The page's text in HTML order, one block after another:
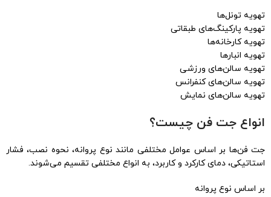
تهویه تونل‌ها
تهویه پارکینگ‌های طبقاتی
تهویه کارخانه‌ها
تهویه انبارها
تهویه سالن‌های ورزشی
تهویه سالن‌های کنفرانس
تهویه سالن‌های نمایش
انواع جت فن چیست؟
جت فن‌ها بر اساس عوامل مختلفی مانند نوع پروانه، نحوه نصب، فشار
استاتیکی، دمای کارکرد و کاربرد، به انواع مختلفی تقسیم می‌شوند.
بر اساس نوع پروانه